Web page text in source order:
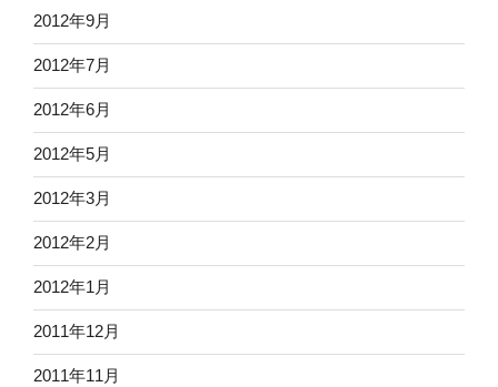
2012年9月
2012年7月
2012年6月
2012年5月
2012年3月
2012年2月
2012年1月
2011年12月
2011年11月